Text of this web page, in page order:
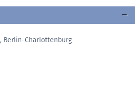
Berlin-Charlottenburg